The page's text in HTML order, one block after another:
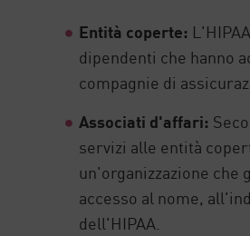
Entità coperte:
dipendenti che hanno
compagnie di
Associati d'affari:
servizi alle entità
un'organizzazione
accesso al nome,
dell'HIPAA.